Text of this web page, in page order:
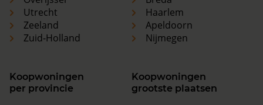
Utrecht
Zeeland
Zuid-Holland
Haarlem
Apeldoorn
Nijmegen
Koopwoningen
per provincie
Koopwoningen
grootste plaatsen